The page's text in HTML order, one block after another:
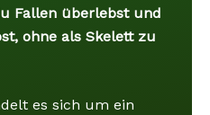
Fallen überlebst und
ohne als Skelett zu
es sich um ein